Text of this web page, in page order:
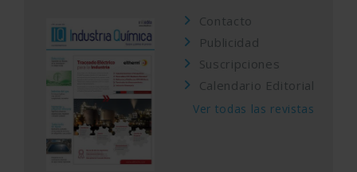
Contacto
Publicidad
Suscripciones
Calendario Editorial
Ver todas las revistas